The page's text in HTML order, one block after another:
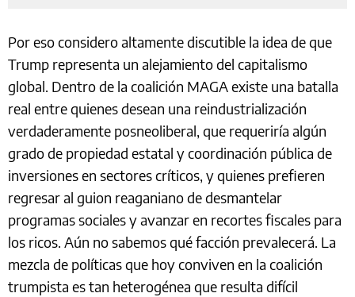
Por eso considero altamente discutible la idea de que
Trump representa un alejamiento del capitalismo
global. Dentro de la coalición MAGA existe una batalla
real entre quienes desean una reindustrialización
verdaderamente posneoliberal, que requeriría algún
grado de propiedad estatal y coordinación pública de
inversiones en sectores críticos, y quienes prefieren
regresar al guion reaganiano de desmantelar
programas sociales y avanzar en recortes fiscales para
los ricos. Aún no sabemos qué facción prevalecerá. La
mezcla de políticas que hoy conviven en la coalición
trumpista es tan heterogénea que resulta difícil